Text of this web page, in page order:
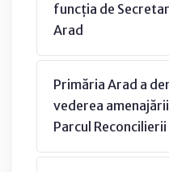
funcția de
Arad
Primăria Arad a
vederea
Parcul Reconcilierii